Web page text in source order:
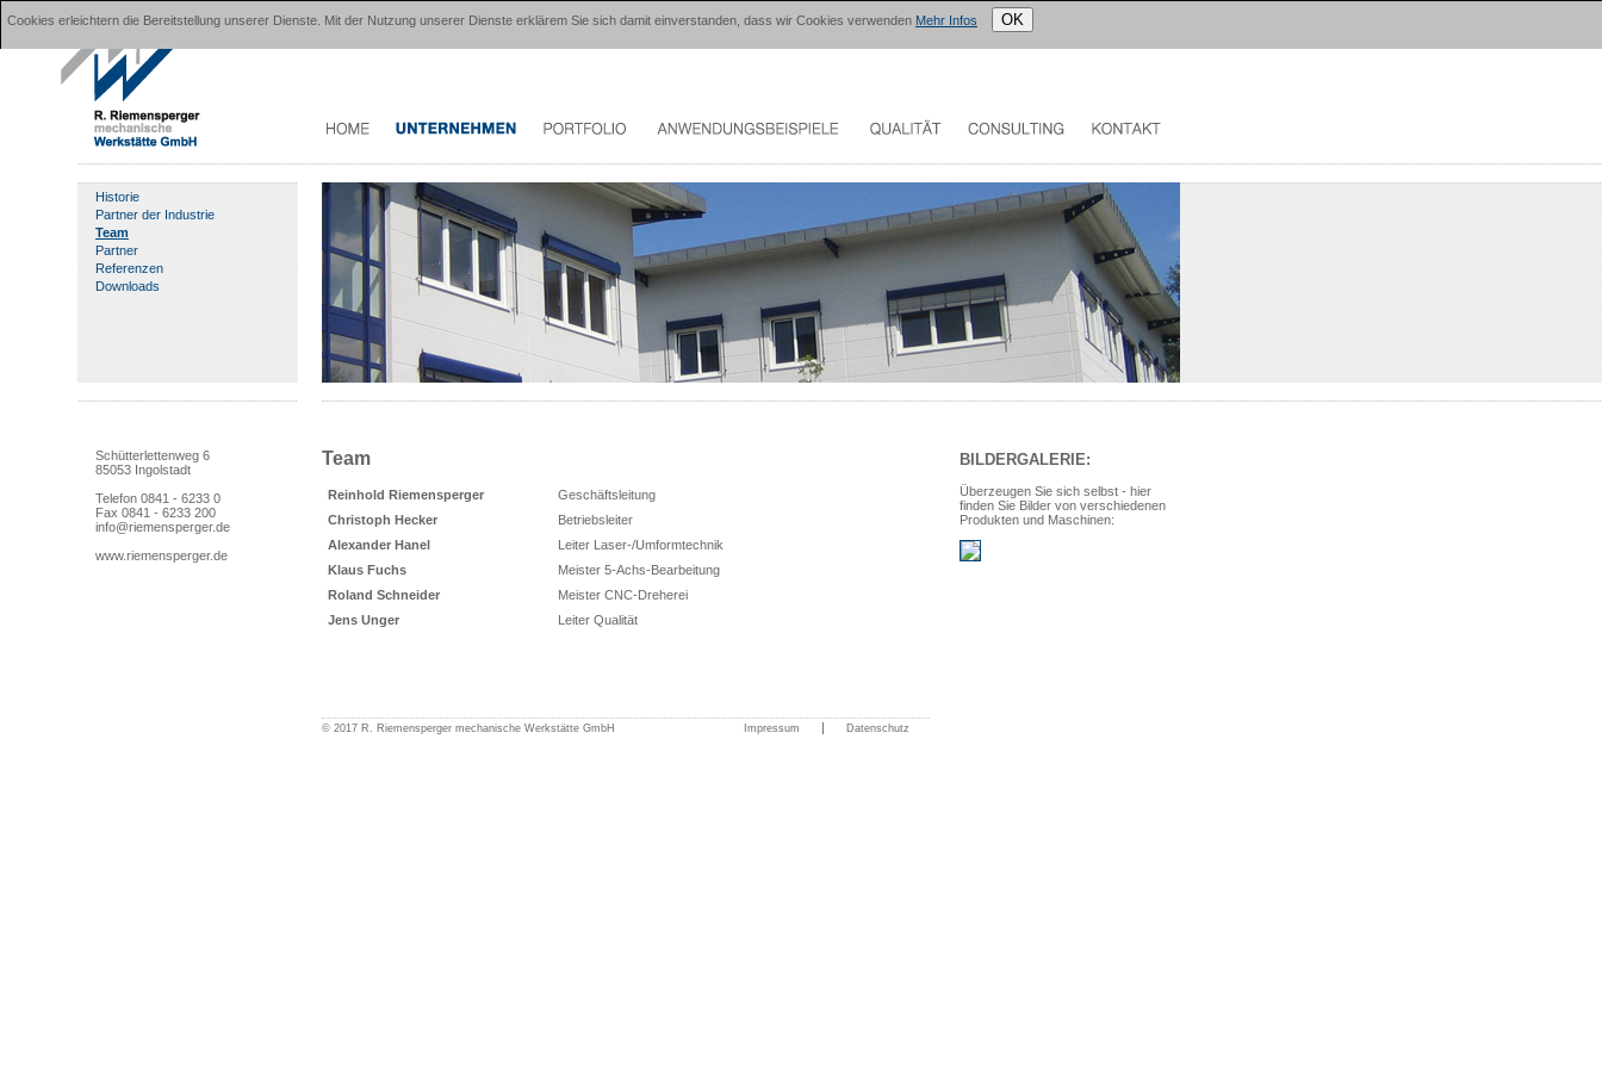
Historie
Partner der Industrie
Team
Partner
Referenzen
Downloads
Schütterlettenweg 6
85053 Ingolstadt
Telefon 0841 - 6233 0
Fax 0841 - 6233 200
info@riemensperger.de
www.riemensperger.de
Team
Reinhold Riemensperger
Geschäftsleitung
Christoph Hecker
Betriebsleiter
Alexander Hanel
Leiter Laser-/Umformtechnik
Klaus Fuchs
Meister 5-Achs-Bearbeitung
Roland Schneider
Meister CNC-Dreherei
Jens Unger
Leiter Qualität
© 2017 R. Riemensperger mechanische Werkstätte GmbH Impressum Datenschutz
BILDERGALERIE:
Überzeugen Sie sich selbst - hier
finden Sie Bilder von verschiedenen
Produkten und Maschinen:
Cookies erleichtern die Bereitstellung unserer Dienste. Mit der Nutzung unserer Dienste erklärem Sie sich damit einverstanden, dass wir Cookies verwenden Mehr Infos OK